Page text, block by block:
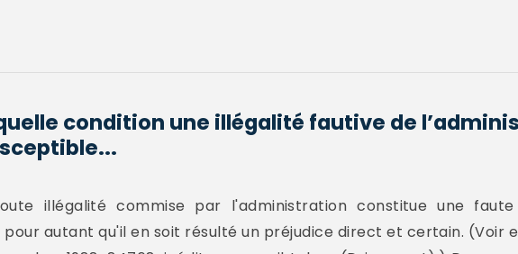
condition une illégalité fautive de
illégalité commise par l'administration constitue une
autant qu'il en soit résulté un préjudice direct et certain. (Voir